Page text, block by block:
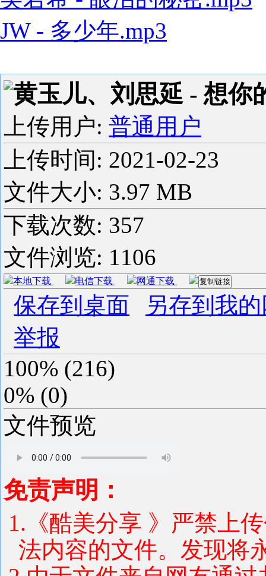
JW - 多少年.mp3
黄玉儿、刘思延 - 想你
上传用户: 普通用户
上传时间: 2021-02-23
文件大小: 3.97 MB
下载次数: 357
文件浏览: 1106
本地下载 电信下载 网通下载 复制链接
保存到桌面
另存到我
举报
100% (216)
0% (0)
文件预览
免责声明：
1.《酷美分享 》严禁上
法内容的文件。发现将